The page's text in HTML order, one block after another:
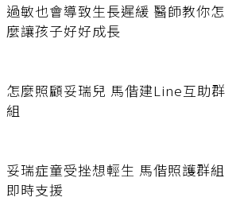
過敏也會導致生長遲緩 醫師教你怎
麼讓孩子好好成長
怎麼照顧妥瑞兒 馬偕建Line互助群
組
妥瑞症童受挫想輕生 馬偕照護群組
即時支援